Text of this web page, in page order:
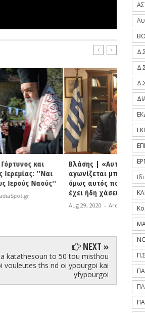
Βλάσης | «Αυτός που
αγωνίζεται μπορεί να χάσει,
όμως αυτός που δεν αγωνίζεται
έχει ήδη χάσει»
ArcadiaSpot.gr Aug 29,
NEXT »
katathesoun to 50 tou misthou
vouleutes ths nd oi ypourgoi kai
yfypourgoi